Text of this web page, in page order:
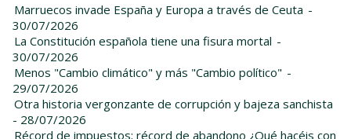
Marruecos invade España y Europa a través de Ceuta -
30/07/2026
La Constitución española tiene una fisura mortal -
30/07/2026
Menos "Cambio climático" y más "Cambio político" -
29/07/2026
Otra historia vergonzante de corrupción y bajeza sanchista
- 28/07/2026
Récord de impuestos; récord de abandono ¿Qué hacéis con